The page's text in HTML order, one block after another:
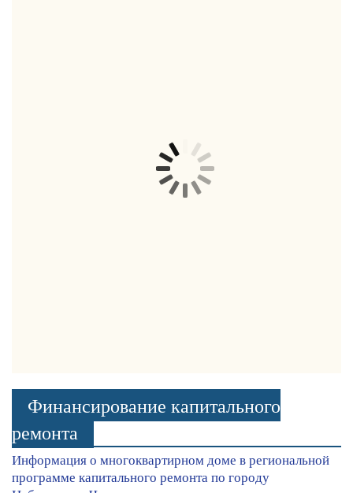
Финансирование капитального
ремонта
Информация о многоквартирном доме в региональной
программе капитального ремонта по городу